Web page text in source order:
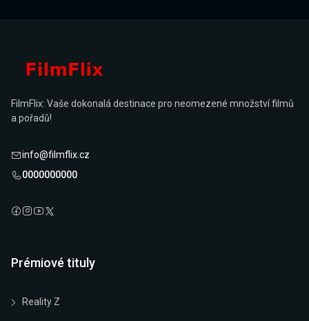
FilmFlix: Vaše dokonalá destinace pro neomezené množství filmů
a pořadů!
info@filmflix.cz
0000000000
Prémiové tituly
Reality Z